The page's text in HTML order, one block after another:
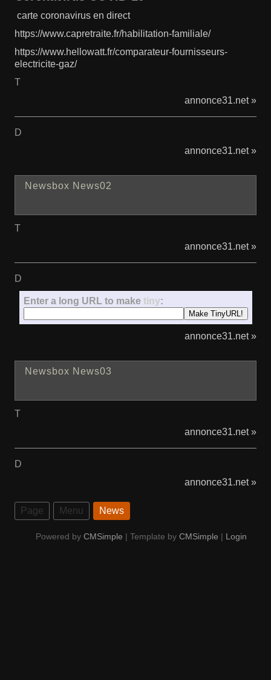
carte coronavirus en direct
https://www.capretraite.fr/habilitation-familiale/
https://www.hellowatt.fr/comparateur-fournisseurs-
electricite-gaz/
T
annonce31.net »
D
annonce31.net »
Newsbox News02
T
annonce31.net »
D
Enter a long URL to make tiny:
annonce31.net »
Newsbox News03
T
annonce31.net »
D
annonce31.net »
Page Menu News
Powered by CMSimple | Template by CMSimple | Login